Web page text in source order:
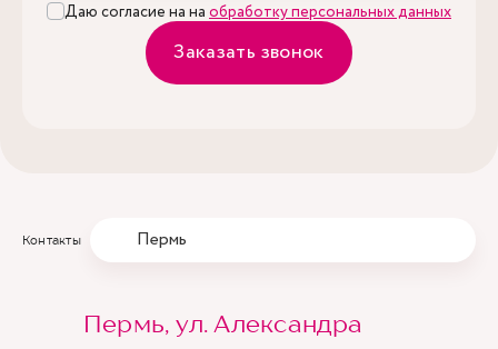
Даю согласие на на обработку персональных данных
Заказать звонок
Контакты Пермь
Пермь, ул. Александра